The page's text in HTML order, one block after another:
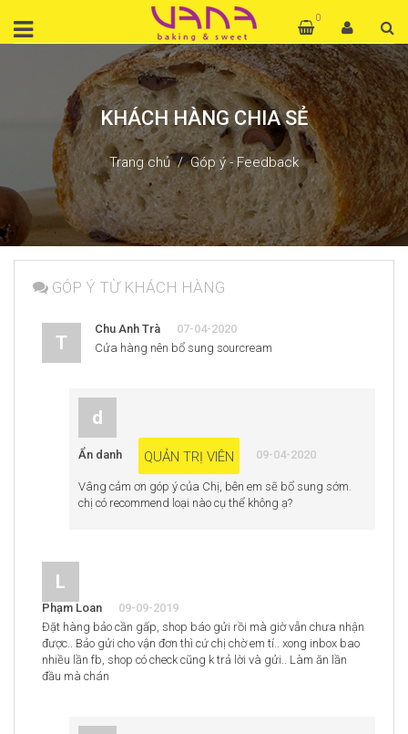
0
KHÁCH HÀNG CHIA SẺ
Trang chủ Góp ý - Feedback
GÓP Ý TỪ KHÁCH HÀNG
T
Chu Anh Trà
07-04-2020
Cửa hàng nên bổ sung sourcream
d
Ẩn danh QUẢN TRỊ VIÊN 09-04-2020
Vâng cảm ơn góp ý của Chị, bên em sẽ bổ sung sớm.
chị có recommend loại nào cụ thể không ạ?
L
Phạm Loan
09-09-2019
Đặt hàng bảo cần gấp, shop báo gửi rồi mà giờ vẫn chưa nhận
được.. Bảo gửi cho vận đơn thì cứ chị chờ em tí.. xong inbox bao
nhiều lần fb, shop có check cũng k trả lời và gửi.. Làm ăn lần
đầu mà chán